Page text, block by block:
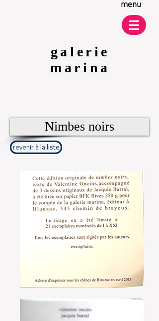
menu
galerie
marina
Nimbes noirs
revenir à la liste